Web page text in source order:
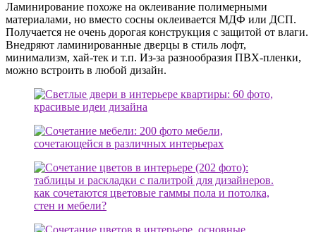
Ламинирование похоже на оклеивание полимерными
материалами, но вместо сосны оклеивается МДФ или ДСП.
Получается не очень дорогая конструкция с защитой от влаги.
Внедряют ламинированные дверцы в стиль лофт,
минимализм, хай-тек и т.п. Из-за разнообразия ПВХ-пленки,
можно встроить в любой дизайн.